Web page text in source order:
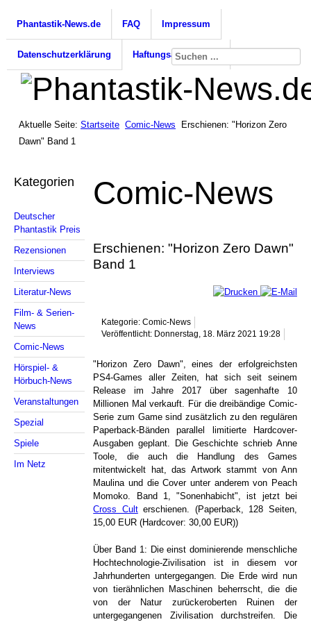
Phantastik-News.de FAQ Impressum
Datenschutzerklärung Haftungsausschluss
Aktuelle Seite: Startseite Comic-News
Erschienen: "Horizon Zero
Dawn" Band 1
Kategorien
Deutscher
Phantastik Preis
Rezensionen
Interviews
Literatur-News
Film- & Serien-
News
Comic-News
Hörspiel- &
Hörbuch-News
Veranstaltungen
Spezial
Spiele
Im Netz
Comic-News
Erschienen: "Horizon Zero Dawn"
Band 1
Kategorie: Comic-News
Veröffentlicht: Donnerstag, 18. März 2021 19:28
"Horizon Zero Dawn", eines der erfolgreichsten
PS4-Games aller Zeiten, hat sich seit seinem
Release im Jahre 2017 über sagenhafte 10
Millionen Mal verkauft. Für die dreibändige Comic-
Serie zum Game sind zusätzlich zu den regulären
Paperback-Bänden parallel limitierte Hardcover-
Ausgaben geplant. Die Geschichte schrieb Anne
Toole, die auch die Handlung des Games
mitentwickelt hat, das Artwork stammt von Ann
Maulina und die Cover unter anderem von Peach
Momoko. Band 1, "Sonenhabicht", ist jetzt bei
Cross Culterschienen. (Paperback, 128 Seiten,
15,00 EUR (Hardcover: 30,00 EUR))
Über Band 1: Die einst dominierende menschliche
Hochtechnologie-Zivilisation ist in diesem vor
Jahrhunderten untergegangen. Die Erde wird nun
von tierähnlichen Maschinen beherrscht, die die
von der Natur zurückeroberten Ruinen der
untergegangenen Zivilisation durchstreifen. Die